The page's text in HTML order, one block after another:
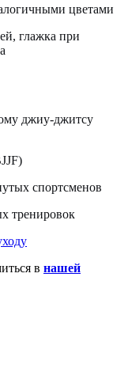
цветами
глажка при
джиу-джитсу
спортсменов
тренировок
в нашей